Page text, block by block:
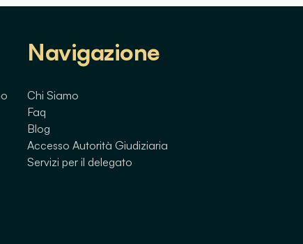
Navigazione
Chi Siamo
Faq
Blog
Accesso Autorità Giudiziaria
Servizi per il delegato